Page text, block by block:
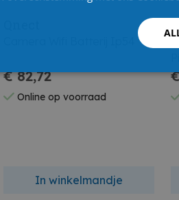
€ 82,72
Online op voorraad
In winkelmandje